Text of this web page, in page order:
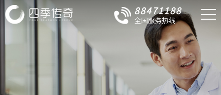
88471188
全国服务热线